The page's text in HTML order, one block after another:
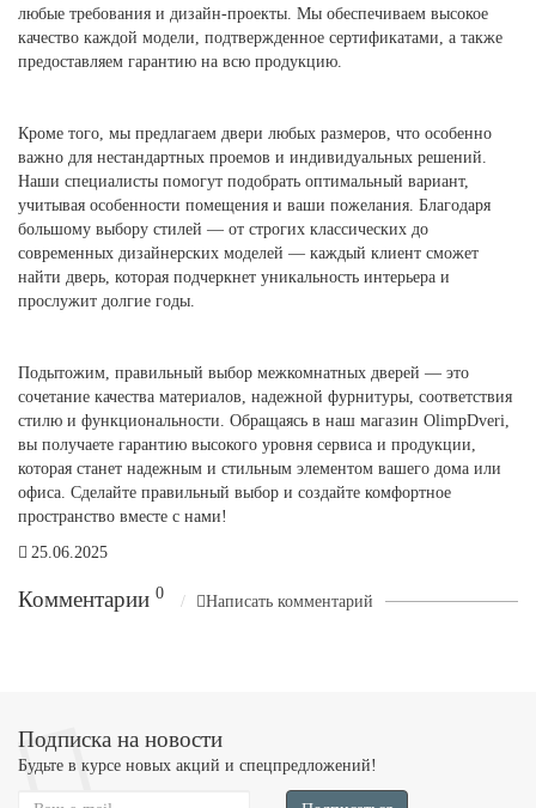
любые требования и дизайн-проекты. Мы обеспечиваем высокое
качество каждой модели, подтвержденное сертификатами, а также
предоставляем гарантию на всю продукцию.
Кроме того, мы предлагаем двери любых размеров, что особенно
важно для нестандартных проемов и индивидуальных решений.
Наши специалисты помогут подобрать оптимальный вариант,
учитывая особенности помещения и ваши пожелания. Благодаря
большому выбору стилей — от строгих классических до
современных дизайнерских моделей — каждый клиент сможет
найти дверь, которая подчеркнет уникальность интерьера и
прослужит долгие годы.
Подытожим, правильный выбор межкомнатных дверей — это
сочетание качества материалов, надежной фурнитуры, соответствия
стилю и функциональности. Обращаясь в наш магазин OlimpDveri,
вы получаете гарантию высокого уровня сервиса и продукции,
которая станет надежным и стильным элементом вашего дома или
офиса. Сделайте правильный выбор и создайте комфортное
пространство вместе с нами!
25.06.2025
Комментарии 0 Написать комментарий
Подписка на новости
Будьте в курсе новых акций и спецпредложений!